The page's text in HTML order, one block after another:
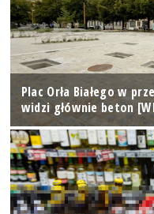
Plac Orła Białego w
widzi głównie beton